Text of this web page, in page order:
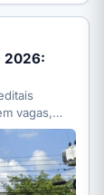
2026:
vagas,